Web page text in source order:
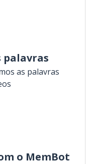
palavras
as palavras
o MemBot